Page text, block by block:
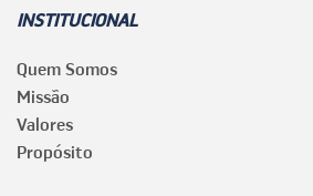
INSTITUCIONAL
Quem Somos
Missão
Valores
Propósito